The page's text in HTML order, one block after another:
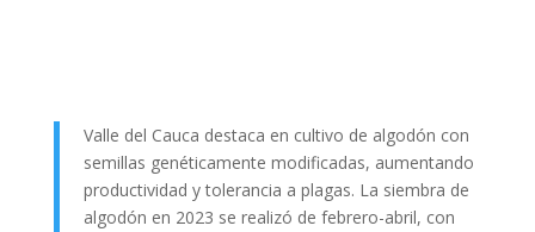
Valle del Cauca destaca en cultivo de algodón con
semillas genéticamente modificadas, aumentando
productividad y tolerancia a plagas. La siembra de
algodón en 2023 se realizó de febrero-abril, con